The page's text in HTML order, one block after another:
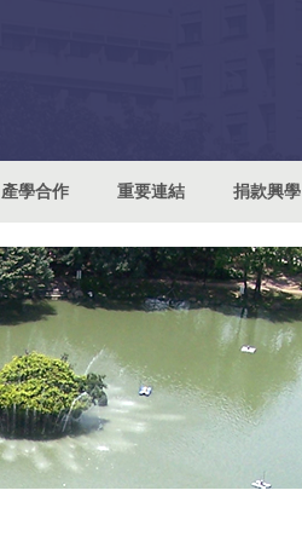
產學合作 重要連結 捐款興學